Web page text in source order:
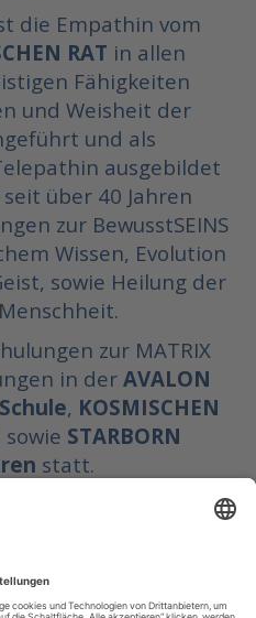
die Empathin vom
RAT in allen
Fähigkeiten
und Weisheit der
und als
ausgebildet
über 40 Jahren
zur BewusstSEINS
Wissen, Evolution
sowie Heilung der
zur MATRIX
in der AVALON
, KOSMISCHEN
sowie STARBORN
statt.
earth.de
Deltainstitut